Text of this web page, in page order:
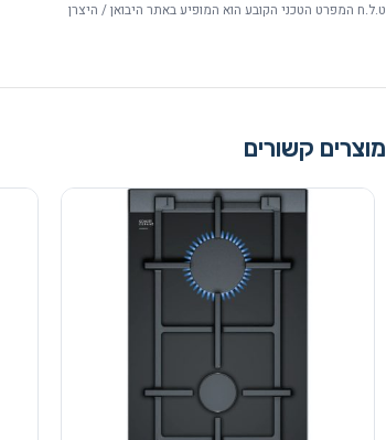
ט.ל.ח המפרט הטכני הקובע הוא המופיע באתר היבואן / היצרן
מוצרים קשורים